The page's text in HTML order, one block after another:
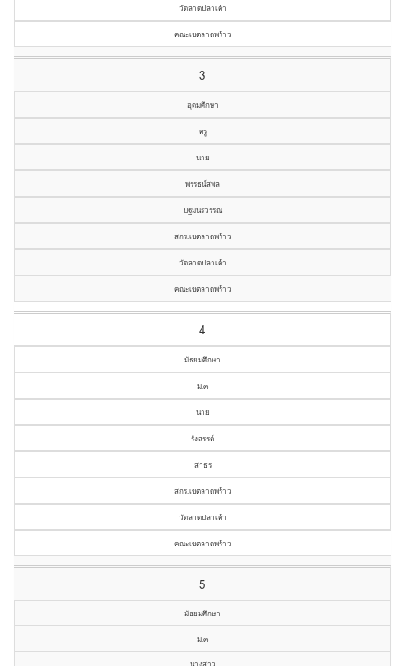
วัดลาดปลาเค้า
คณะเขตลาดพร้าว
3
อุดมศึกษา
ครู
นาย
พรรธน์สพล
ปฐมนรวรรณ
สกร.เขตลาดพร้าว
วัดลาดปลาเค้า
คณะเขตลาดพร้าว
4
มัธยมศึกษา
ม.๓
นาย
รังสรรค์
สาธร
สกร.เขตลาดพร้าว
วัดลาดปลาเค้า
คณะเขตลาดพร้าว
5
มัธยมศึกษา
ม.๓
นางสาว